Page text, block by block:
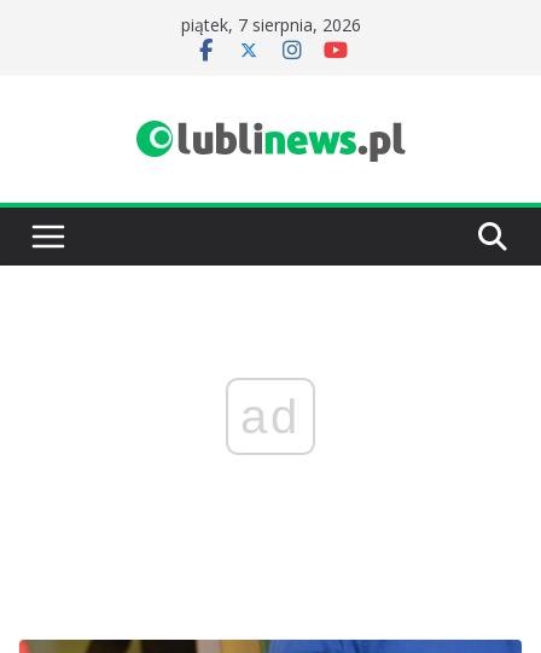
piątek, 7 sierpnia, 2026
ad